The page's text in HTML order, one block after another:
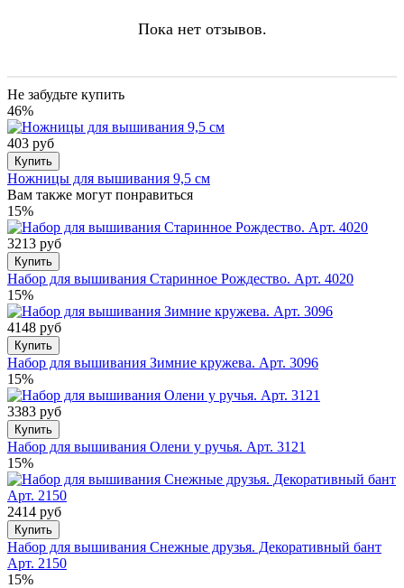
Пока нет отзывов.
Не забудьте купить
46%
403 руб
Купить
Ножницы для вышивания 9,5 см
Вам также могут понравиться
15%
3213 руб
Купить
Набор для вышивания Старинное Рождество. Арт. 4020
15%
4148 руб
Купить
Набор для вышивания Зимние кружева. Арт. 3096
15%
3383 руб
Купить
Набор для вышивания Олени у ручья. Арт. 3121
15%
2414 руб
Купить
Набор для вышивания Снежные друзья. Декоративный бант
Арт. 2150
15%